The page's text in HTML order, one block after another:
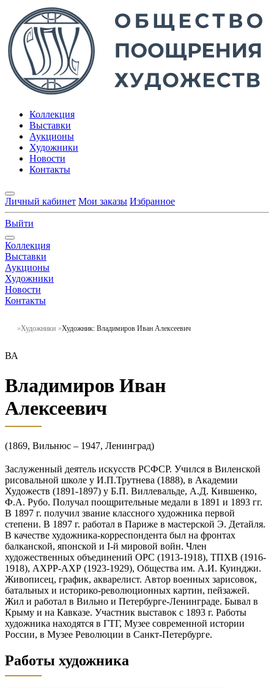
Коллекция
Выставки
Аукционы
Художники
Новости
Контакты
Личный кабинет Мои заказы Избранное
Выйти
Коллекция
Выставки
Аукционы
Художники
Новости
Контакты
Художники Художник: Владимиров Иван Алексеевич
ВА
Владимиров Иван
Алексеевич
(1869, Вильнюс – 1947, Ленинград)
Заслуженный деятель искусств РСФСР. Учился в Виленской
рисовальной школе у И.П.Трутнева (1888), в Академии
Художеств (1891-1897) у Б.П. Виллевальде, А.Д. Кившенко,
Ф.А. Рубо. Получал поощрительные медали в 1891 и 1893 гг.
В 1897 г. получил звание классного художника первой
степени. В 1897 г. работал в Париже в мастерской Э. Детайля.
В качестве художника-корреспондента был на фронтах
балканской, японской и I-й мировой войн. Член
художественных объединений ОРС (1913-1918), ТПХВ (1916-
1918), АХРР-АХР (1923-1929), Общества им. А.И. Куинджи.
Живописец, график, акварелист. Автор военных зарисовок,
батальных и историко-революционных картин, пейзажей.
Жил и работал в Вильно и Петербурге-Ленинграде. Бывал в
Крыму и на Кавказе. Участник выставок с 1893 г. Работы
художника находятся в ГТГ, Музее современной истории
России, в Музее Революции в Санкт-Петербурге.
Работы художника